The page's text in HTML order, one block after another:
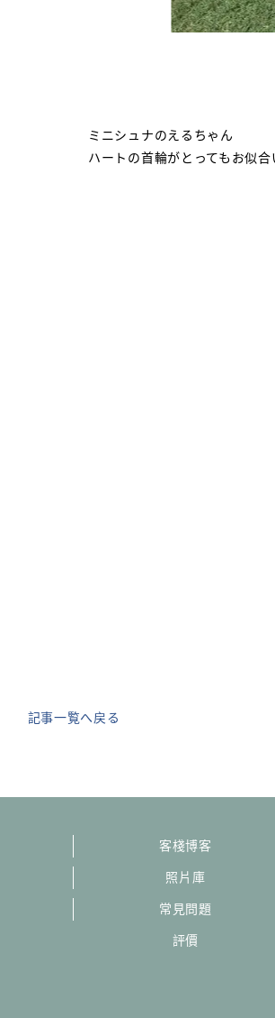
ミニシュナのえるちゃん
ハートの首輪がとってもお似
記事一覧へ戻る
客棧博客
照片庫
常見問題
評價